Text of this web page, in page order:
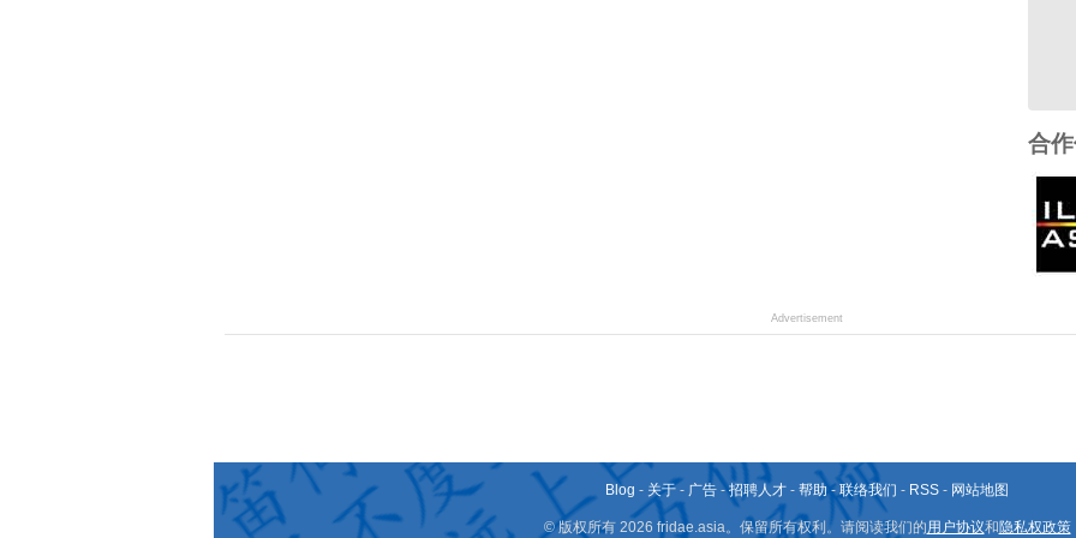
合
Advertisement
Blog - 关于 - 广告 -招聘人才 - 帮助- 联络我们 - RSS - 网站地图
© 版权所有 2026 fridae.asia。保留所有权利。请阅读我们的用户协议和隐私权政策